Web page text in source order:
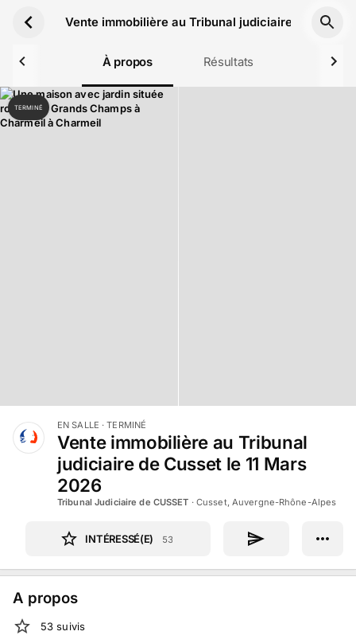
Vente immobilière au Tribunal judiciaire de Cusset
À propos Résultats
TERMINÉ
EN SALLE · TERMINÉ
Vente immobilière au Tribunal
judiciaire de Cusset le 11 Mars
2026
Tribunal Judiciaire de CUSSET · Cusset, Auvergne-Rhône-Alpes
INTÉRESSÉ(E) 53
A propos
53 suivis